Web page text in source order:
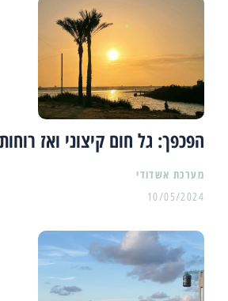
הפכפך: גל חום קיצוני ואז
מערכת אשדודי
10/05/2024